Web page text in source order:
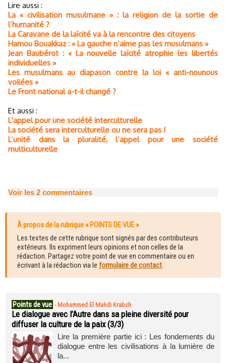
Lire aussi :
La « civilisation musulmane » : la religion de la sortie de
l’humanité ?
La Caravane de la laïcité va à la rencontre des citoyens
Hamou Bouakkaz : « La gauche n’aime pas les musulmans »
Jean Baubérot : « La nouvelle laïcité atrophie les libertés
individuelles »
Les musulmans au diapason contre la loi « anti-nounous
voilées »
Le Front national a-t-il changé ?
Et aussi :
L'appel pour une société interculturelle
La société sera interculturelle ou ne sera pas !
L’unité dans la pluralité, l’appel pour une société
multiculturelle
Voir les 2 commentaires
À propos de la rubrique « POINTS DE VUE »
Les textes de cette rubrique sont signés par des contributeurs
extérieurs. Ils expriment leurs opinions et non celles de la
rédaction. Partagez votre point de vue en commentaire ou en
écrivant à la rédaction via le formulaire de contact.
Points de vue - Mohammed El Mahdi Krabch
Le dialogue avec l’Autre dans sa pleine diversité pour
diffuser la culture de la paix (3/3)
Lire la première partie ici : Les fondements du
dialogue entre les civilisations à la lumière de
la...